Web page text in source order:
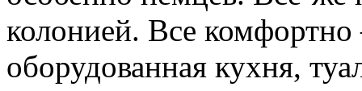
колонией. Все
оборудованная кухня,